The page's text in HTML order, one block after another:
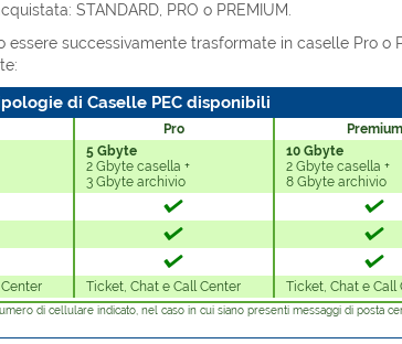
STANDARD, PRO o PREMIUM.
essere successivamente trasformate in caselle Pro
di Caselle PEC disponibili
di cellulare indicato, nel caso in cui siano presenti messaggi di posta
Pro Premium
5 Gbyte
2 Gbyte casella +
3 Gbyte archivio
10 Gbyte
2 Gbyte casella +
8 Gbyte archivio
Ticket, Chat e Call Center Ticket, Chat e Call